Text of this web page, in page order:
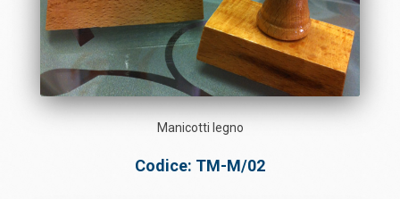
Manicotti legno
Codice: TM-M/02